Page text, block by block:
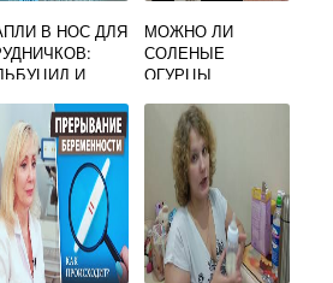
В НОС ДЛЯ
И
МОЖНО ЛИ
СОЛЕНЫЕ
ОГУРЦЫ
МАМЕ? ПОЛЬЗА,
ВРЕД, РЕЦЕПТЫ